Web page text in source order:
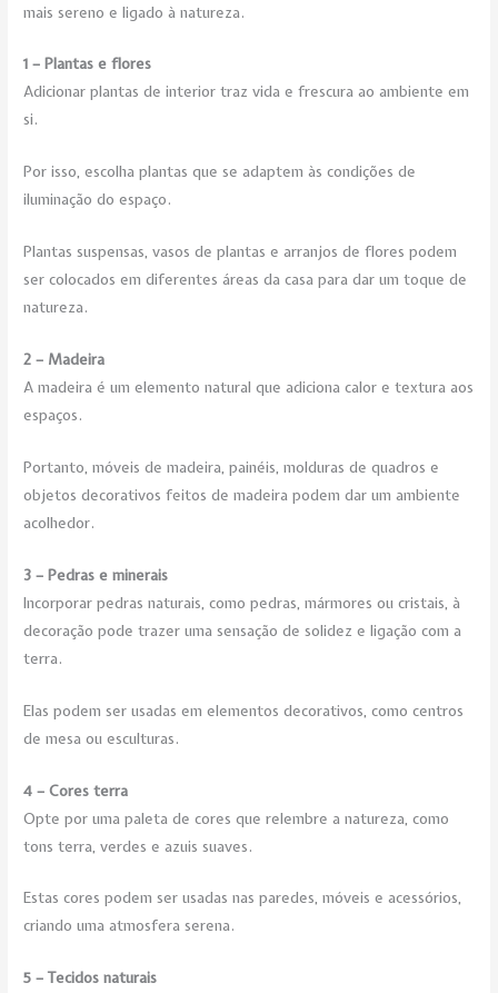
mais sereno e ligado à natureza.
1 – Plantas e flores
Adicionar plantas de interior traz vida e frescura ao ambiente em
si.
Por isso, escolha plantas que se adaptem às condições de
iluminação do espaço.
Plantas suspensas, vasos de plantas e arranjos de flores podem
ser colocados em diferentes áreas da casa para dar um toque de
natureza.
2 – Madeira
A madeira é um elemento natural que adiciona calor e textura aos
espaços.
Portanto, móveis de madeira, painéis, molduras de quadros e
objetos decorativos feitos de madeira podem dar um ambiente
acolhedor.
3 – Pedras e minerais
Incorporar pedras naturais, como pedras, mármores ou cristais, à
decoração pode trazer uma sensação de solidez e ligação com a
terra.
Elas podem ser usadas em elementos decorativos, como centros
de mesa ou esculturas.
4 – Cores terra
Opte por uma paleta de cores que relembre a natureza, como
tons terra, verdes e azuis suaves.
Estas cores podem ser usadas nas paredes, móveis e acessórios,
criando uma atmosfera serena.
5 – Tecidos naturais